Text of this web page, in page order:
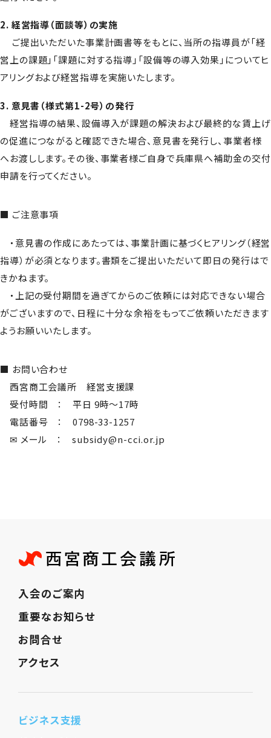
2. 経営指導（面談等）の実施
ご提出いただいた事業計画書等をもとに、当所の指導員が「経
営上の課題」「課題に対する指導」「設備等の導入効果」についてヒ
アリングおよび経営指導を実施いたします。
3. 意見書（様式第1-2号）の発行
経営指導の結果、設備導入が課題の解決および最終的な賃上げ
の促進につながると確認できた場合、意見書を発行し、事業者様
へお渡しします。その後、事業者様ご自身で兵庫県へ補助金の交付
申請を行ってください。
■ ご注意事項
・意見書の作成にあたっては、事業計画に基づくヒアリング（経営
指導）が必須となります。書類をご提出いただいて即日の発行はで
きかねます。
・上記の受付期間を過ぎてからのご依頼には対応できない場合
がございますので、日程に十分な余裕をもってご依頼いただきます
ようお願いいたします。
■ お問い合わせ
西宮商工会議所 経営支援課
受付時間 ： 平日 9時～17時
電話番号 ： 0798-33-1257
✉ メール ： subsidy@n-cci.or.jp
入会のご案内
重要なお知らせ
お問合せ
アクセス
ビジネス支援